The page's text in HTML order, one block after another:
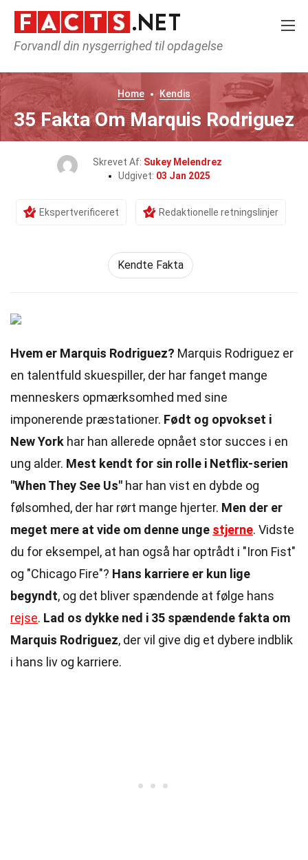
Forvandl din nysgerrighed til opdagelse
Home Kendis
35 Fakta Om Marquis Rodriguez
Skrevet Af: Sukey Melendrez
Udgivet: 03 Jan 2025
Ekspertverificeret Redaktionelle retningslinjer
Kendte Fakta
Hvem er Marquis Rodriguez? Marquis Rodriguez er
en talentfuld skuespiller, der har fanget mange
menneskers opmærksomhed med sine
imponerende præstationer. Født og opvokset i
New York har han allerede opnået stor succes i en
ung alder. Mest kendt for sin rolle i Netflix-serien
"When They See Us" har han vist en dybde og
følsomhed, der har rørt mange hjerter. Men der er
meget mere at vide om denne unge stjerne. Vidste
du for eksempel, at han også har optrådt i "Iron Fist"
og "Chicago Fire"? Hans karriere er kun lige
begyndt, og det bliver spændende at følge hans
rejse. Lad os dykke ned i 35 spændende fakta om
Marquis Rodriguez, der vil give dig et dybere indblik
i hans liv og karriere.